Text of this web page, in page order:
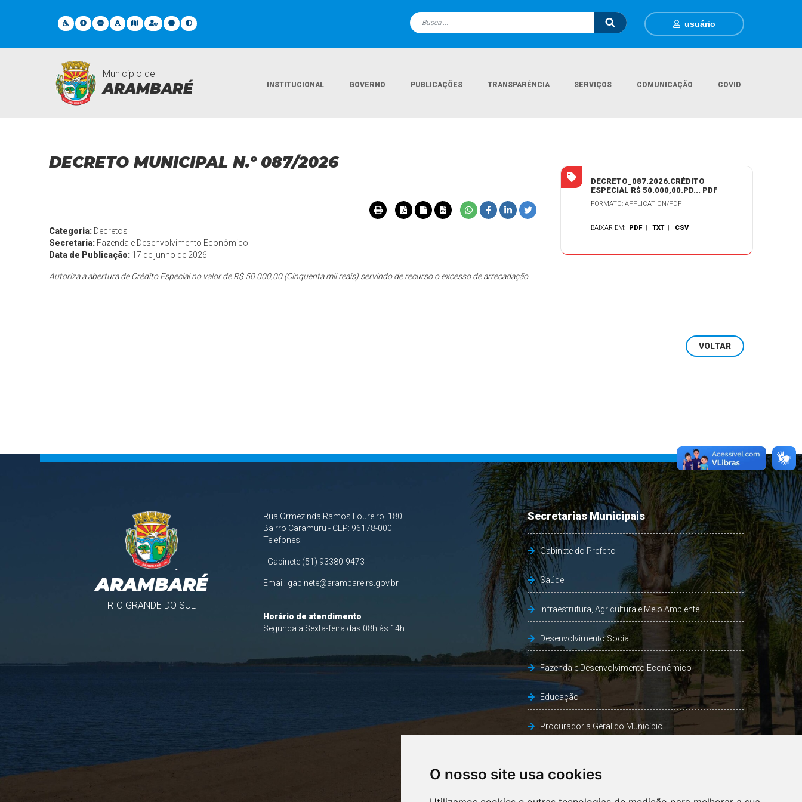
O nosso site usa cookies
usuário
Município de
ARAMBARÉ INSTITUCIONAL GOVERNO PUBLICAÇÕES TRANSPARÊNCIA SERVIÇOS COMUNICAÇÃO COVID
Legislações
DECRETO MUNICIPAL N.º 087/2026
Categoria: Decretos
Secretaria: Fazenda e Desenvolvimento Econômico
Data de Publicação: 17 de junho de 2026
Autoriza a abertura de Crédito Especial no valor de R$ 50.000,00 (Cinquenta mil reais) servindo de recurso o excesso de arrecadação.
DECRETO_087.2026.CRÉDITO
ESPECIAL R$ 50.000,00.PD... PDF
FORMATO: APPLICATION/PDF
BAIXAR EM: PDF |TXT | CSV
VOLTAR
ARAMBARÉ
RIO GRANDE DO SUL
Rua Ormezinda Ramos Loureiro, 180
Bairro Caramuru - CEP: 96178-000
Telefones:
- Gabinete (51) 93380-9473
Email: gabinete@arambare.rs.gov.br
Horário de atendimento
Segunda a Sexta-feira das 08h às 14h
Secretarias Municipais
Gabinete do Prefeito
Saúde
Infraestrutura, Agricultura e Meio Ambiente
Desenvolvimento Social
Fazenda e Desenvolvimento Econômico
Educação
Procuradoria Geral do Município